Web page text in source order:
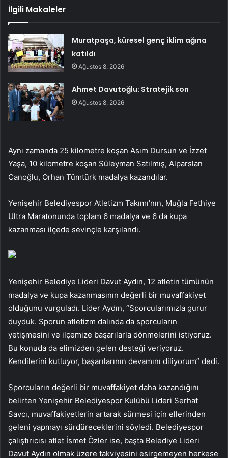
İlgili Makaleler
Muratpaşa, küresel genç iklim ağına
katıldı
Ağustos 8, 2026
Ahmet Davutoğlu: Stratejik son
Ağustos 8, 2026
Aynı zamanda 25 kilometre koşan Asım Dursun ve İzzet
Yaşa, 10 kilometre koşan Süleyman Satılmış, Alparslan
Canoğlu, Orhan Tümtürk madalya kazandılar.
Yenişehir Belediyespor Atletizm Takımı’nın, Muğla Fethiye
Ultra Maratonunda toplam 6 madalya ve 6 da kupa
kazanması ilçede sevinçle karşılandı.
Yenişehir Belediye Lideri Davut Aydın, 12 atletin tümünün
madalya ve kupa kazanmasının değerli bir muvaffakiyet
olduğunu vurguladı. Lider Aydın, “Sporcularımızla gurur
duyduk. Sporun atletizm dalında da sporcuların
yetişmesini ve ilçemize başarılarla dönmelerini istiyoruz.
Bu konuda da elimizden gelen desteği veriyoruz.
Kendilerini kutluyor, başarılarının devamını diliyorum” dedi.
Sporcuların değerli bir muvaffakiyet daha kazandığını
belirten Yenişehir Belediyespor Kulübü Lideri Serhat
Savcı, muvaffakiyetlerin artarak sürmesi için ellerinden
geleni yapmayı sürdüreceklerini söyledi. Belediyespor
çalıştırıcısı atlet İsmet Özler ise, başta Belediye Lideri
Davut Aydın olmak üzere takviyesini esirgemeyen herkese